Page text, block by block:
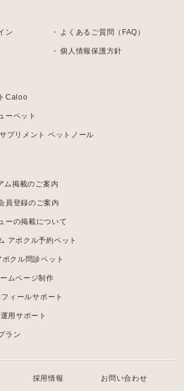
ン よくあるご質問（FAQ）
個人情報保護方針
Caloo
ーペット
プリメント ペットノール
ム掲載のご案内
員登録のご案内
ーの掲載について
アポクル予約ペット
クル問診ペット
ムページ制作
ィールサポート
用サポート
ラン
採用情報 お問い合わせ